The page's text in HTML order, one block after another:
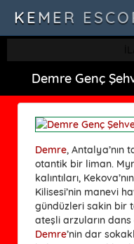
KEMER
Demre Genç
Demre, Antalya’nın
otantik bir liman.
kalıntıları,
Kilisesi’nin manevi
gündüzleri sakin bir
ateşli arzuların
Demre’nin dar